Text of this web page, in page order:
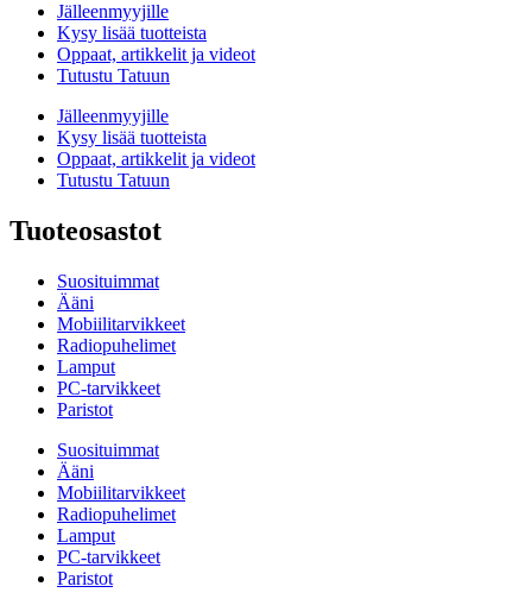
Jälleenmyyjille
Kysy lisää tuotteista
Oppaat, artikkelit ja videot
Tutustu Tatuun
Jälleenmyyjille
Kysy lisää tuotteista
Oppaat, artikkelit ja videot
Tutustu Tatuun
Tuoteosastot
Suosituimmat
Ääni
Mobiilitarvikkeet
Radiopuhelimet
Lamput
PC-tarvikkeet
Paristot
Suosituimmat
Ääni
Mobiilitarvikkeet
Radiopuhelimet
Lamput
PC-tarvikkeet
Paristot